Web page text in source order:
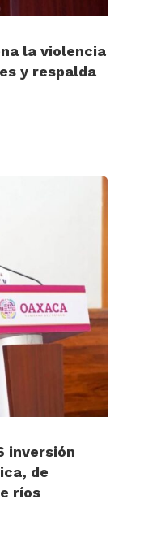
la violencia
y respalda
inversión
de
ríos